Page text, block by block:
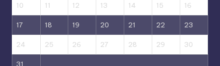
10 11 12 13 14 15 16
17 18 19 20 21 22 23
24 25 26 27 28 29 30
31